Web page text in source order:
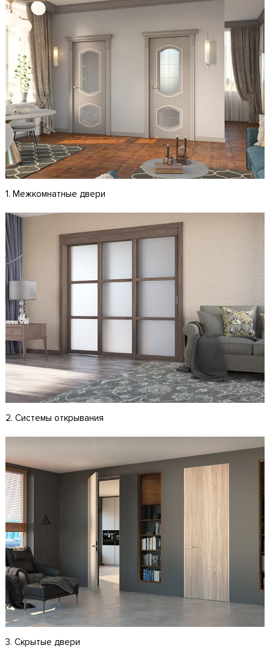
1. Межкомнатные двери
2. Системы открывания
3. Скрытые двери